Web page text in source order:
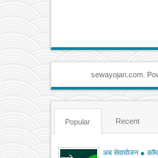
sewayojan.com.
Popular Recent
अब सेवायोजन ●